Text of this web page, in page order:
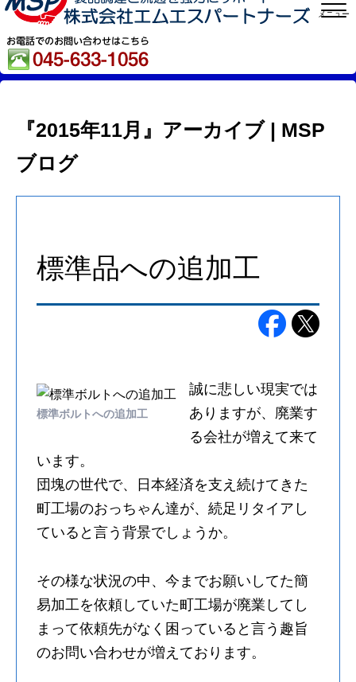
メニュー
『2015年11月』アーカイブ | MSP
ブログ
標準品への追加工
標準ボルトへの追加工
誠に悲しい現実では
ありますが、廃業す
る会社が増えて来て
います。
団塊の世代で、日本経済を支え続けてきた
町工場のおっちゃん達が、続足リタイアし
ていると言う背景でしょうか。
その様な状況の中、今までお願いしてた簡
易加工を依頼していた町工場が廃業してし
まって依頼先がなく困っていると言う趣旨
のお問い合わせが増えております。